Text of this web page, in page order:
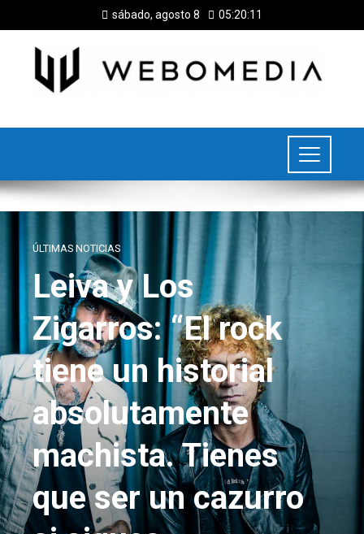
sábado, agosto 8 05:20:12
ÚLTIMAS NOTICIAS
Leiva y Los
Zigarros: “El rock
tiene un historial
absolutamente
machista. Tienes
que ser un cazurro